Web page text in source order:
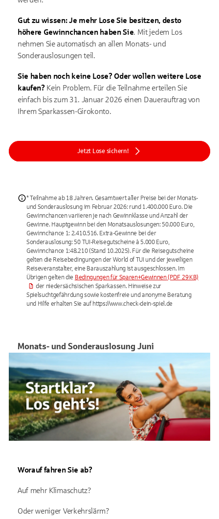
Gut zu wissen: Je mehr Lose Sie besitzen, desto
höhere Gewinnchancen haben Sie. Mit jedem Los
nehmen Sie automatisch an allen Monats- und
Sonderauslosungen teil.
Sie haben noch keine Lose? Oder wollen weitere Lose
kaufen?Kein Problem. Für die Teilnahme erteilen Sie
einfach bis zum 31. Januar 2026 einen Dauerauftrag von
Ihrem Sparkassen-Girokonto.
Jetzt Lose sichern!
* Teilnahme ab 18 Jahren. Gesamtwert aller Preise bei der Monats-
und Sonderauslosung im Februar 2026: rund 1.400.000 Euro. Die
Gewinnchancen variieren je nach Gewinnklasse und Anzahl der
Gewinne. Hauptgewinn bei den Monatsauslosungen: 50.000 Euro,
Gewinnchance 1: 2.410.516. Extra-Gewinne bei der
Sonderauslosung: 50 TUI-Reisegutscheine à 5.000 Euro,
Gewinnchance 1:48.210 (Stand 10.2025). Für die Reisegutscheine
gelten die Reisebedingungen der World of TUI und der jeweiligen
Reiseveranstalter, eine Barauszahlung ist ausgeschlossen. Im
Übrigen gelten die Bedingungen für Sparen+Gewinnen(PDF 29 KB)
der niedersächsischen Sparkassen. Hinweise zur
Spielsuchtgefährdung sowie kostenfreie und anonyme Beratung
und Hilfe erhalten Sie auf https://www.check-dein-spiel.de
Monats- und Sonderauslosung Juni
Worauf fahren Sie ab?
Auf mehr Klimaschutz?
Oder weniger Verkehrslärm?